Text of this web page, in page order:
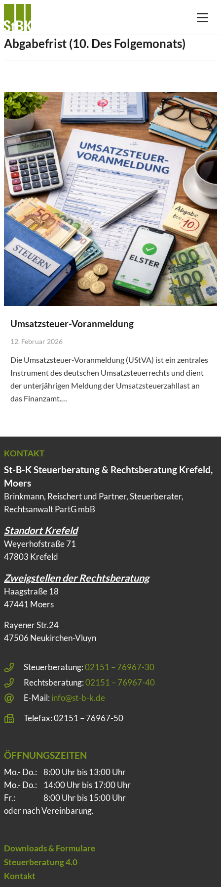
Abgabefrist (10. Des Folgemonats)
Umsatzsteuer-Voranmeldung
12. Februar 2026
Die Umsatzsteuer-Voranmeldung (UStVA) ist ein zentrales
Instrument des deutschen Umsatzsteuerrechts und dient
der unterjährigen Meldung der Umsatzsteuerzahllast an
das Finanzamt.…
KONTAKT
St-B-K Steuerberatung & Rechtsberatung Krefeld,
Moers
Brinkmann, Reischert und Partner, Steuerberater,
Rechtsanwalt PartG mbB
Standort Krefeld
Weyerhofstraße 71
47803 Krefeld
Zweigstellen der Rechtsberatung
Haagstraße 18
47441 Moers
Rayener Str.24
47506 Neukirchen-Vluyn
Steuerberatung:02151 – 76967-30
Rechtsberatung:02151 – 76967-40
E-Mail: info@st-b-k.de
Telefax: 02151 – 76967-50
ÖFFNUNGSZEITEN
Mo.- Do.:
8:00 Uhr bis 13:00 Uhr
Mo.- Do.:
14:00 Uhr bis 17:00 Uhr
Fr.:
8:00 Uhr bis 15:00 Uhr
oder nach Vereinbarung.
Downloads & Formulare
Steuerberatung 4.0
Kontakt